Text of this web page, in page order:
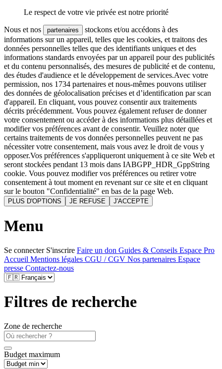
Le respect de votre vie privée est notre priorité
Nous et nos partenaires
stockons et/ou accédons à des
informations sur un appareil, telles que les cookies, et traitons des
données personnelles telles que des identifiants uniques et des
informations standards envoyées par un appareil pour des publicités
et du contenu personnalisés, des mesures de publicité et de contenu,
des études d'audience et le développement de services.Avec votre
permission, nos 1734 partenaires et nous-mêmes pouvons utiliser
des données de géolocalisation précises et d’identification par scan
d'appareil. En cliquant, vous pouvez consentir aux traitements
décrits précédemment. Vous pouvez également refuser de donner
votre consentement ou accéder à des informations plus détaillées et
modifier vos préférences avant de consentir. Veuillez noter que
certains traitements de vos données personnelles peuvent ne pas
nécessiter votre consentement, mais vous avez le droit de vous y
opposer.Vos préférences s'appliqueront uniquement à ce site Web et
seront stockées pendant 13 mois dans IABGPP_HDR_GppString
cookie. Vous pouvez modifier vos préférences ou retirer votre
consentement à tout moment en revenant sur ce site et en cliquant
sur le bouton "Confidentialité" en bas de la page Web.
PLUS D'OPTIONS JE REFUSE J'ACCEPTE
Menu
Se connecter S'inscrire Faire un don Guides & Conseils Espace Pro
Accueil Mentions légales CGU / CGV Nos partenaires Espace
presse Contactez-nous
Filtres de recherche
Zone de recherche
Budget maximum